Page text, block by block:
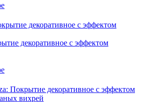
декоративное с эффектом